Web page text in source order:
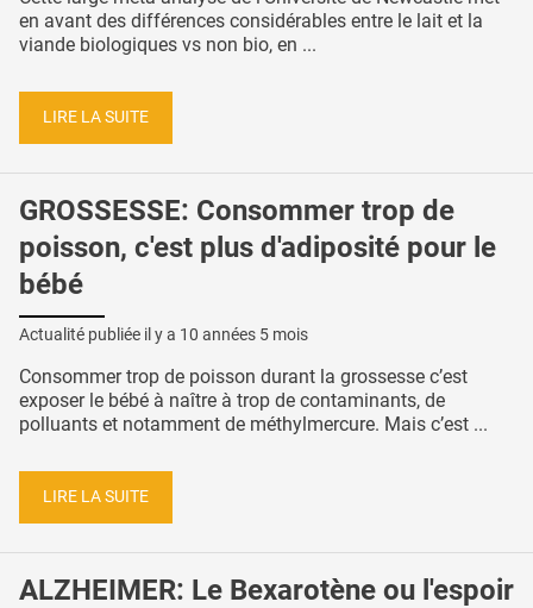
en avant des différences considérables entre le lait et la
viande biologiques vs non bio, en ...
LIRE LA SUITE
GROSSESSE: Consommer trop de
poisson, c'est plus d'adiposité pour le
bébé
Actualité publiée il y a 10 années 5 mois
Consommer trop de poisson durant la grossesse c’est
exposer le bébé à naître à trop de contaminants, de
polluants et notamment de méthylmercure. Mais c’est ...
LIRE LA SUITE
ALZHEIMER: Le Bexarotène ou l'espoir